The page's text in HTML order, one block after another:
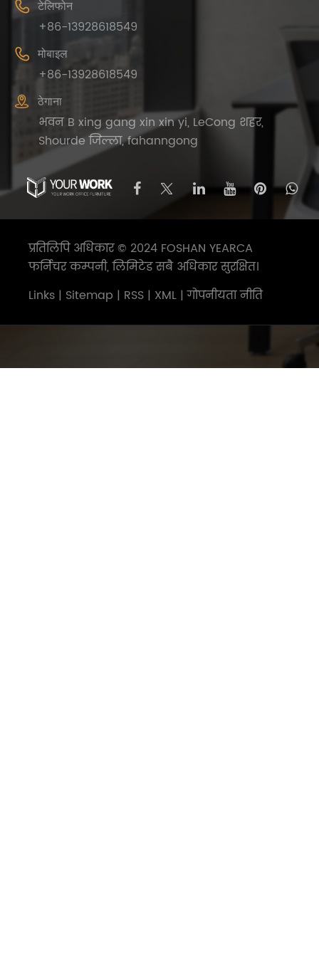
 टेलिफोन
+86-13928618549
 मोबाइल
+86-13928618549
 ठेगाना
भवन B xing gang xin xin yi, LeCong शहर,
Shourde जिल्ला, fahanngong
प्रतिलिपि अधिकार © 2024 FOSHAN YEARCA
फर्निचर कम्पनी, लिमिटेड सबै अधिकार सुरक्षित।
Links | Sitemap | RSS | XML |गोपनीयता नीति